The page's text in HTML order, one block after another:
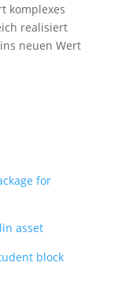
komplexes
realisiert
neuen Wert
for
asset
block